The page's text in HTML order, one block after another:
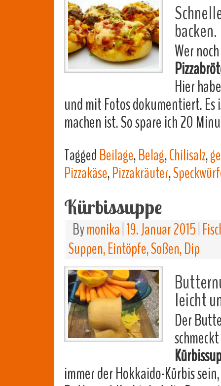
backen.
Wer
Hier
und mit Fotos dokumentiert.
machen ist. So spare ich 20
TaggedBeilage,Belag,Chilisalz,
Pizzakäse,Pizzakräuter,
Kürbissuppe
Bymonika 19. Januar 2015
Suppen, Eintöpfe, Soßen, Dip
leicht
Der
immer der Hokkaido-Kürbis